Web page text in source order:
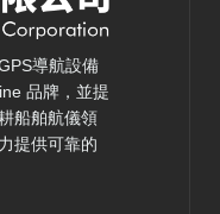
導航設備
品牌，並提
船舶航儀領
提供可靠的